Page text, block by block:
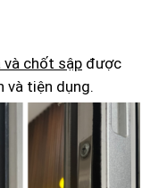
và chốt sập được
và tiện dụng.